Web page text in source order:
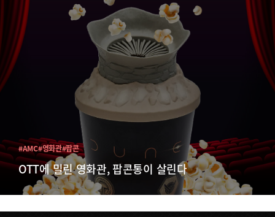
OTT에 밀린 영화관, 팝콘통이 살린다
#AMC#영화관#팝콘